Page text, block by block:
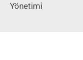
Yönetimi